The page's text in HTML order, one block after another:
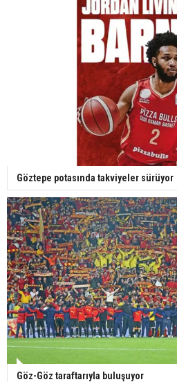
Göztepe potasında takviyeler sürüyor
Göz-Göz taraftarıyla buluşuyor